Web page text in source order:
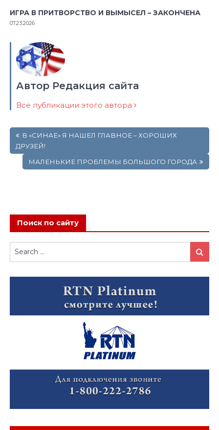
ИГРА В ПРИТВОРСТВО И ВЫМЫСЕЛ – ЗАКОНЧЕНА
07.23.2026
Автор Редакция сайта
Все публикации этого автора
по
записям
В «СИНАЕ» Я НАШЕЛ ГЛАВНОЕ – ХОРОШИХ
ДРУЗЕЙ!
МАЛЕНЬКИЕ ПРОБЛЕМЫ БОЛЬШОГО ГОРОДА
Поиск по сайту
Search
for:
Search